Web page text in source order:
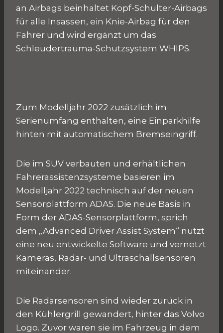
an Airbags beinhaltet Kopf-Schulter-Airbags
für alle Insassen, ein Knie-Airbag für den
Fahrer und wird ergänzt um das
Schleudertrauma-Schutzsystem WHIPS.
Zum Modelljahr 2022 zusätzlich im
Serienumfang enthalten, eine Einparkhilfe
hinten mit automatischem Bremseingriff.
Die im SUV verbauten und erhältlichen
Fahrerassistenzsysteme basieren im
Modelljahr 2022 technisch auf der neuen
Sensorplattform ADAS. Die neue Basis in
Form der ADAS-Sensorplattform, sprich
dem „Advanced Driver Assist System“ nutzt
eine neu entwickelte Software und vernetzt
Kameras, Radar- und Ultraschallsensoren
miteinander.
Die Radarsensoren sind wieder zurück in
den Kühlergrill gewandert, hinter das Volvo
Logo. Zuvor waren sie im Fahrzeug in dem